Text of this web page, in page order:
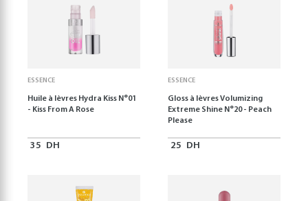
ESSENCE
Huile à lèvres Hydra Kiss N°01
- Kiss From A Rose
35 DH
ESSENCE
Gloss à lèvres Volumizing
Extreme Shine N°20 - Peach
Please
25 DH